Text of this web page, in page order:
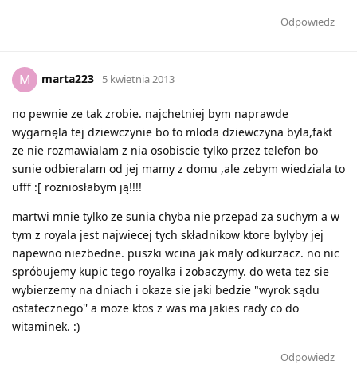
Odpowiedz
M marta223 5 kwietnia 2013
no pewnie ze tak zrobie. najchetniej bym naprawde
wygarnęla tej dziewczynie bo to mloda dziewczyna byla,fakt
ze nie rozmawialam z nia osobiscie tylko przez telefon bo
sunie odbieralam od jej mamy z domu ,ale zebym wiedziala to
ufff :[ rozniosłabym ją!!!!
martwi mnie tylko ze sunia chyba nie przepad za suchym a w
tym z royala jest najwiecej tych składnikow ktore bylyby jej
napewno niezbedne. puszki wcina jak maly odkurzacz. no nic
spróbujemy kupic tego royalka i zobaczymy. do weta tez sie
wybierzemy na dniach i okaze sie jaki bedzie "wyrok sądu
ostatecznego'' a moze ktos z was ma jakies rady co do
witaminek. :)
Odpowiedz